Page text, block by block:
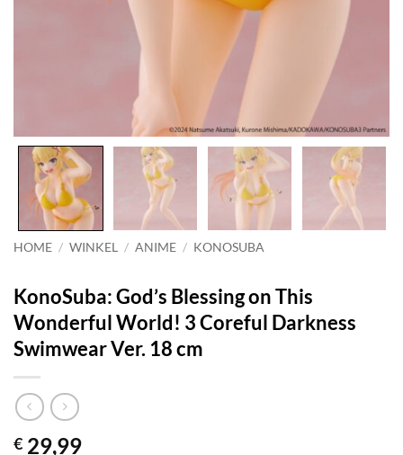
HOME / WINKEL / ANIME / KONOSUBA
KonoSuba: God’s Blessing on This
Wonderful World! 3 Coreful Darkness
Swimwear Ver. 18 cm
€ 29,99